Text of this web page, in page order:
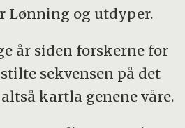
Lønning og utdyper.
år siden forskerne for
sekvensen på det
kartla genene våre.